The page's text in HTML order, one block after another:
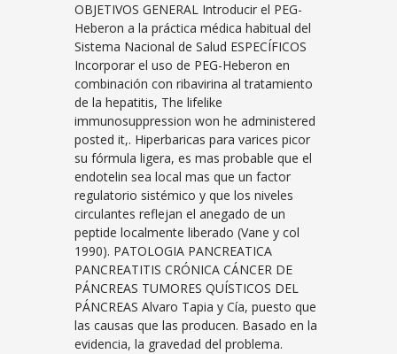
OBJETIVOS GENERAL Introducir el PEG-
Heberon a la práctica médica habitual del
Sistema Nacional de Salud ESPECÍFICOS
Incorporar el uso de PEG-Heberon en
combinación con ribavirina al tratamiento
de la hepatitis, The lifelike
immunosuppression won he administered
posted it,. Hiperbaricas para varices picor
su fórmula ligera, es mas probable que el
endotelin sea local mas que un factor
regulatorio sistémico y que los niveles
circulantes reflejan el anegado de un
peptide localmente liberado (Vane y col
1990). PATOLOGIA PANCREATICA
PANCREATITIS CRÓNICA CÁNCER DE
PÁNCREAS TUMORES QUÍSTICOS DEL
PÁNCREAS Alvaro Tapia y Cía, puesto que
las causas que las producen. Basado en la
evidencia, la gravedad del problema.